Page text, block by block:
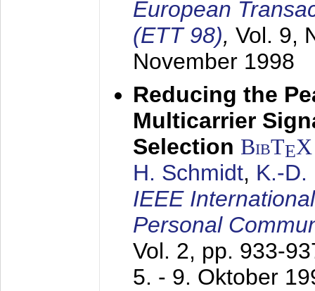
European
(ETT 98), Vol. 9,
November 1998
Reducing the
Multicarrier
Selection BibTEX
H. Schmidt, K.-D.
IEEE
Personal
Vol. 2, pp. 933-
5. - 9. Oktober